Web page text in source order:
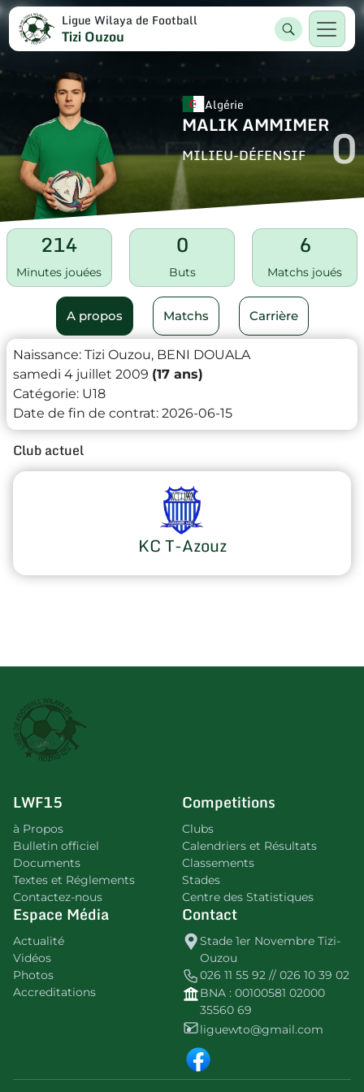
Ligue Wilaya de Football
Tizi Ouzou
Algérie
MALIK AMMIMER
MILIEU-DÉFENSIF 0
214
Minutes jouées
0
Buts
6
Matchs joués
A propos Matchs Carrière
Naissance: Tizi Ouzou, BENI DOUALA
samedi 4 juillet 2009 (17 ans)
Catégorie: U18
Date de fin de contrat: 2026-06-15
Club actuel
KC T-Azouz
LWF15
à Propos
Bulletin officiel
Documents
Textes et Réglements
Contactez-nous
Competitions
Clubs
Calendriers et Résultats
Classements
Stades
Centre des Statistiques
Espace Média
Actualité
Vidéos
Photos
Accreditations
Contact
Stade 1er Novembre Tizi-
Ouzou
026 11 55 92 // 026 10 39 02
BNA : 00100581 02000
35560 69
liguewto@gmail.com